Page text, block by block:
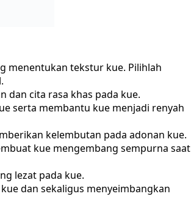
menentukan tekstur kue. Pilihlah
dan cita rasa khas pada kue.
serta membantu kue menjadi renyah
kelembutan pada adonan kue.
kue mengembang sempurna saat
lezat pada kue.
dan sekaligus menyeimbangkan